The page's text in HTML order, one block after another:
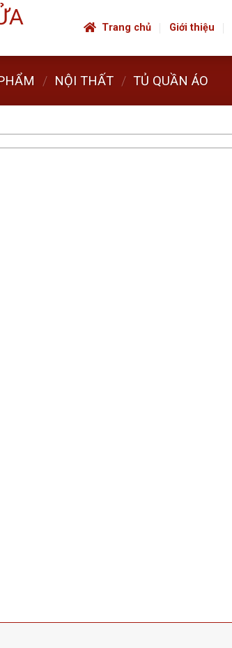
Trang chủ Giới thiệu
/ NỘI THẤT / TỦ QUẦN ÁO